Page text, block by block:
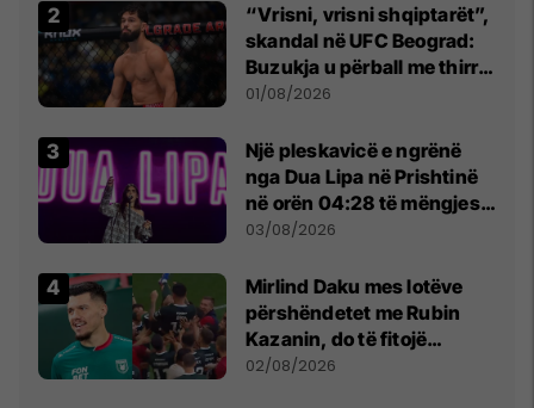
“Vrisni, vrisni shqiptarët”,
skandal në UFC Beograd:
Buzukja u përball me thirrje
anti-shqiptare nga
01/08/2026
Një pleskavicë e ngrënë
nga Dua Lipa në Prishtinë
në orën 04:28 të mëngjesit
- dhe bota digjitale serbe
03/08/2026
Mirlind Daku mes lotëve
përshëndetet me Rubin
Kazanin, do të fitojë
miliona te Spartak Moska
02/08/2026